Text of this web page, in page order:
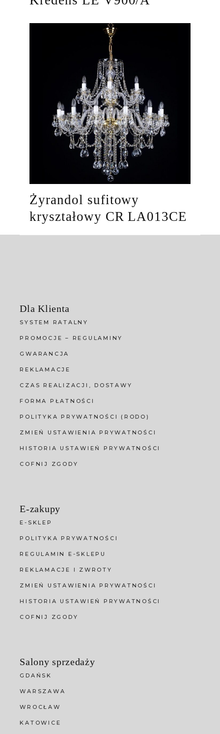
Żyrandol sufitowy
kryształowy CR LA013CE
Dla Klienta
SYSTEM RATALNY
PROMOCJE – REGULAMINY
GWARANCJA
REKLAMACJE
CZAS REALIZACJI, DOSTAWY
FORMA PŁATNOŚCI
POLITYKA PRYWATNOŚCI (RODO)
ZMIEŃ USTAWIENIA PRYWATNOŚCI
HISTORIA USTAWIEŃ PRYWATNOŚCI
COFNIJ ZGODY
E-zakupy
E-SKLEP
POLITYKA PRYWATNOŚCI
REGULAMIN E-SKLEPU
REKLAMACJE I ZWROTY
ZMIEŃ USTAWIENIA PRYWATNOŚCI
HISTORIA USTAWIEŃ PRYWATNOŚCI
COFNIJ ZGODY
Salony sprzedaży
GDAŃSK
WARSZAWA
WROCŁAW
KATOWICE